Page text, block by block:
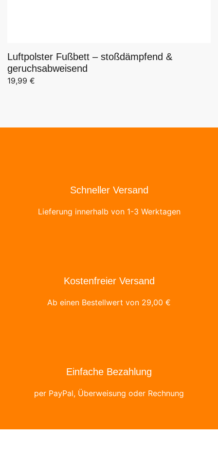
Luftpolster Fußbett – stoßdämpfend &
geruchsabweisend
19,99 €
Schneller Versand
Lieferung innerhalb von 1-3 Werktagen
Kostenfreier Versand
Ab einen Bestellwert von 29,00 €
Einfache Bezahlung
per PayPal, Überweisung oder Rechnung